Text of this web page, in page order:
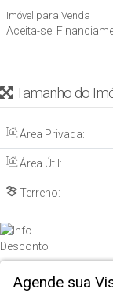
Imóvel para Venda
Aceita-se:
Tamanho do
Área Privada:
Área Útil:
Terreno:
Agende sua